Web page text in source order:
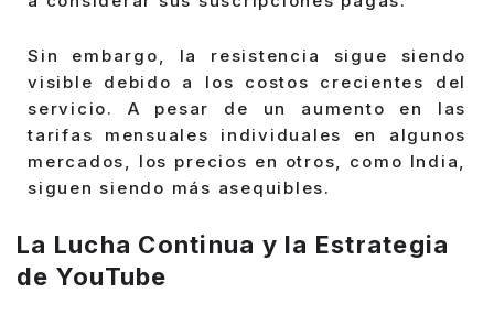
Sin embargo, la resistencia sigue siendo
visible debido a los costos crecientes del
servicio. A pesar de un aumento en las
tarifas mensuales individuales en algunos
mercados, los precios en otros, como India,
siguen siendo más asequibles.
La Lucha Continua y la Estrategia
de YouTube